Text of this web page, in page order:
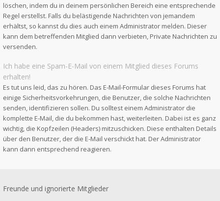
löschen, indem du in deinem persönlichen Bereich eine entsprechende
Regel erstellst. Falls du belästigende Nachrichten von jemandem
erhältst, so kannst du dies auch einem Administrator melden. Dieser
kann dem betreffenden Mitglied dann verbieten, Private Nachrichten zu
versenden.
Ich habe eine Spam-E-Mail von einem Mitglied dieses Forums
erhalten!
Es tut uns leid, das zu hören. Das E-Mail-Formular dieses Forums hat
einige Sicherheitsvorkehrungen, die Benutzer, die solche Nachrichten
senden, identifizieren sollen. Du solltest einem Administrator die
komplette E-Mail, die du bekommen hast, weiterleiten. Dabei ist es ganz
wichtig, die Kopfzeilen (Headers) mitzuschicken. Diese enthalten Details
über den Benutzer, der die E-Mail verschickt hat. Der Administrator
kann dann entsprechend reagieren.
Freunde und ignorierte Mitglieder